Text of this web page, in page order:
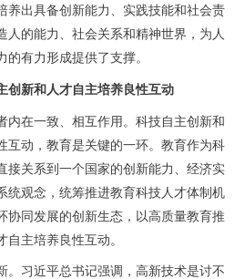
养出具备创新能力、实践技能和社会责
人的能力、社会关系和精神世界，为人
有力形成提供了支撑。
创新和人才自主培养良性互动
在一致、相互作用。科技自主创新和
互动，教育是关键的一环。教育作为科
接关系到一个国家的创新能力、经济实
统观念，统筹推进教育科技人才体制机
协同发展的创新生态，以高质量教育推
主培养良性互动。
习近平总书记强调，高新技术是讨不